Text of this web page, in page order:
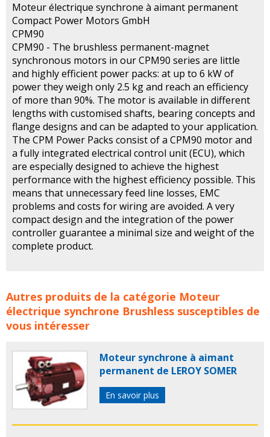
Moteur électrique synchrone à aimant permanent
Compact Power Motors GmbH
CPM90
CPM90 - The brushless permanent-magnet
synchronous motors in our CPM90 series are little
and highly efficient power packs: at up to 6 kW of
power they weigh only 2.5 kg and reach an efficiency
of more than 90%. The motor is available in different
lengths with customised shafts, bearing concepts and
flange designs and can be adapted to your application.
The CPM Power Packs consist of a CPM90 motor and
a fully integrated electrical control unit (ECU), which
are especially designed to achieve the highest
performance with the highest efficiency possible. This
means that unnecessary feed line losses, EMC
problems and costs for wiring are avoided. A very
compact design and the integration of the power
controller guarantee a minimal size and weight of the
complete product.
Moteur électrique synchrone à aimant permanent de
CPM concerne les familles de produits :MOTEUR
BRUSHLESSMOTEURS BRUSHLESS
bruslessmoteur electrique brushless
bruschlessservomoteur moteur electrique
synchrone brushlessmoteur electrique moteurs
electriques
moteur électriquemoteurs électriques
Autres produits de la catégorie Moteur
électrique synchrone Brushless susceptibles de
vous intéresser
Moteur synchrone à aimant
permanent de LEROY SOMER
En savoir plus